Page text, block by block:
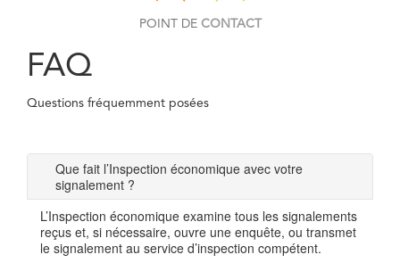
POINT DE CONTACT
FAQ
Questions fréquemment posées
Que fait l’Inspection économique avec votre
signalement ?
L’Inspection économique examine tous les signalements
reçus et, si nécessaire, ouvre une enquête, ou transmet
le signalement au service d’inspection compétent.